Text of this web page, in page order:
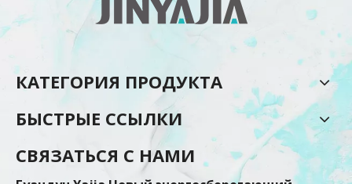
КАТЕГОРИЯ ПРОДУКТА
БЫСТРЫЕ ССЫЛКИ
СВЯЗАТЬСЯ С НАМИ